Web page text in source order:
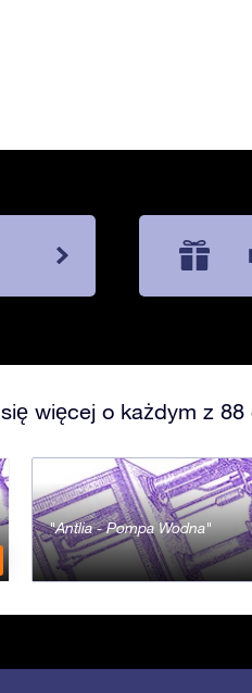
więcej o każdym z
Antlia - Pompa Wodna